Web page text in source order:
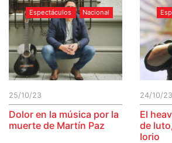
Espectáculos Nacional
25/10/23
Dolor en la música por la
muerte de Martín Paz
24/10/23
El
de
Iorio